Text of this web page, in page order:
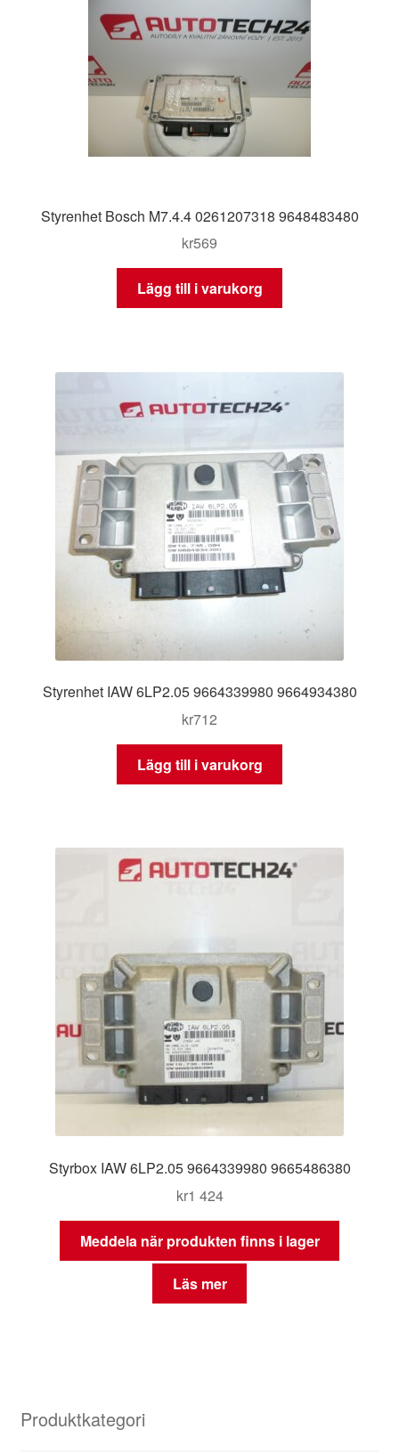
Styrenhet Bosch M7.4.4 0261207318 9648483480
kr569
Lägg till i varukorg
Styrenhet IAW 6LP2.05 9664339980 9664934380
kr712
Lägg till i varukorg
Styrbox IAW 6LP2.05 9664339980 9665486380
kr1 424
Meddela när produkten finns i lager
Läs mer
Produktkategori